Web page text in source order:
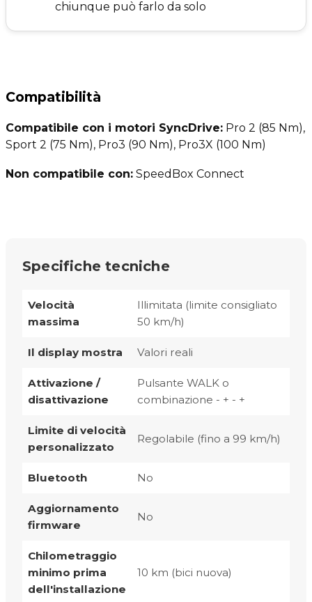
chiunque può farlo da solo
Compatibilità
Compatibile con i motori SyncDrive: Pro 2 (85 Nm),
Sport 2 (75 Nm), Pro3 (90 Nm), Pro3X (100 Nm)
Non compatibile con: SpeedBox Connect
Specifiche tecniche
Velocità
massima
Illimitata (limite consigliato
50 km/h)
Il display mostra Valori reali
Attivazione /
disattivazione
Pulsante WALK o
combinazione - + - +
Limite di velocità
personalizzato
Regolabile (fino a 99 km/h)
Bluetooth No
Aggiornamento
firmware
No
Chilometraggio
minimo prima
dell'installazione
10 km (bici nuova)